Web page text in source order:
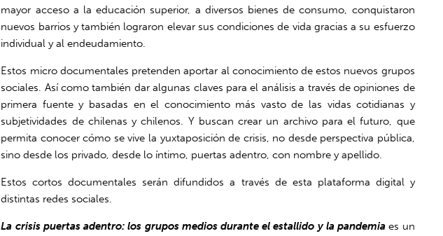
mayor acceso a la educación superior, a diversos bienes de consumo, conquistaron
nuevos barrios y también lograron elevar sus condiciones de vida gracias a su esfuerzo
individual y al endeudamiento.
Estos micro documentales pretenden aportar al conocimiento de estos nuevos grupos
sociales. Así como también dar algunas claves para el análisis a través de opiniones de
primera fuente y basadas en el conocimiento más vasto de las vidas cotidianas y
subjetividades de chilenas y chilenos. Y buscan crear un archivo para el futuro, que
permita conocer cómo se vive la yuxtaposición de crisis, no desde perspectiva pública,
sino desde los privado, desde lo íntimo, puertas adentro, con nombre y apellido.
Estos cortos documentales serán difundidos a través de esta plataforma digital y
distintas redes sociales.
La crisis puertas adentro: los grupos medios durante el estallido y la pandemia es un